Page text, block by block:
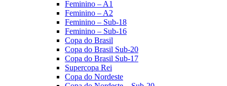
Feminino – A1
Feminino – A2
Feminino – Sub-18
Feminino – Sub-16
Copa do Brasil
Copa do Brasil Sub-20
Copa do Brasil Sub-17
Supercopa Rei
Copa do Nordeste